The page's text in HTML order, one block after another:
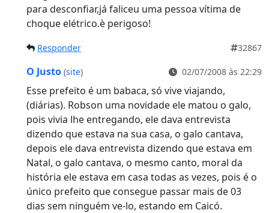
para desconfiar,já faliceu uma pessoa vítima de
choque elétrico.è perigoso!
Responder 32867
O Justo (site) 02/07/2008 às 22:29
Esse prefeito é um babaca, só vive viajando,
(diárias). Robson uma novidade ele matou o galo,
pois vivia lhe entregando, ele dava entrevista
dizendo que estava na sua casa, o galo cantava,
depois ele dava entrevista dizendo que estava em
Natal, o galo cantava, o mesmo canto, moral da
história ele estava em casa todas as vezes, pois é o
único prefeito que consegue passar mais de 03
dias sem ninguém ve-lo, estando em Caicó.